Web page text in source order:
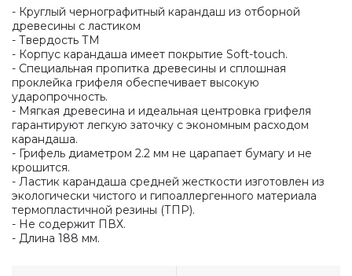
- Круглый чернографитный карандаш из отборной
древесины с ластиком
- Твердость ТМ
- Корпус карандаша имеет покрытие Soft-touch.
- Специальная пропитка древесины и сплошная
проклейка грифеля обеспечивает высокую
ударопрочность.
- Мягкая древесина и идеальная центровка грифеля
гарантируют легкую заточку с экономным расходом
карандаша.
- Грифель диаметром 2.2 мм не царапает бумагу и не
крошится.
- Ластик карандаша средней жесткости изготовлен из
экологически чистого и гипоаллергенного материала
термопластичной резины (ТПР).
- Не содержит ПВХ.
- Длина 188 мм.